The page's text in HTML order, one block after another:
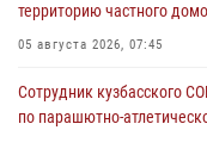
территорию частного
05 августа 2026, 07:45
Сотрудник кузбасского
по парашютно-